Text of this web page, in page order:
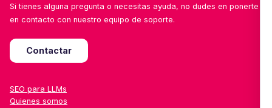
Si tienes alguna pregunta o necesitas ayuda, no dudes en ponerte
en contacto con nuestro equipo de soporte.
Contactar
SEO para LLMs
Quienes somos